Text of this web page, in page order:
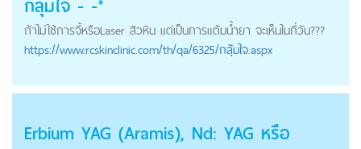
กลุ้มใจ - -*
ถ้าไม่ใช้การจี้หรือLaser สิวหิน แต่เป็นการแต้มน้ำยา จะเห็นในกี่วัน???
https://www.rcskinclinic.com/th/qa/6325/กลุ้มใจ.aspx
Erbium YAG (Aramis), Nd: YAG หรือ